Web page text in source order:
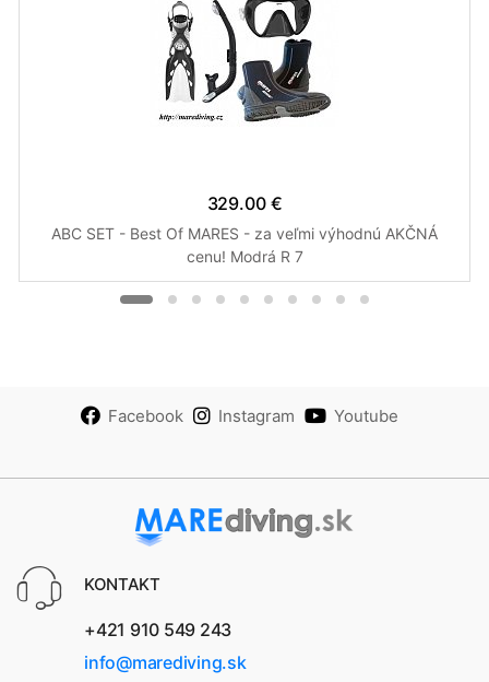
329.00 €
ABC SET - Best Of MARES - za veľmi výhodnú AKČNÁ
cenu! Modrá R 7
Facebook Instagram Youtube
KONTAKT
+421 910 549 243
info@marediving.sk